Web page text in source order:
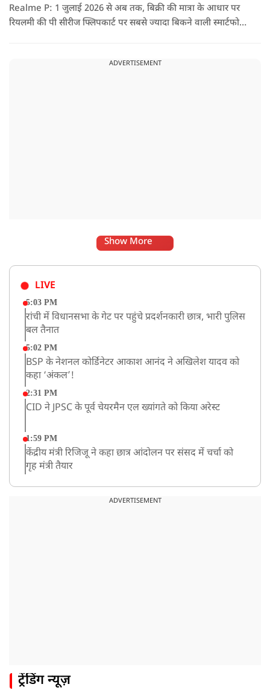
Realme P: 1 जुलाई 2026 से अब तक, बिक्री की मात्रा के आधार पर
रियलमी की पी सीरीज फ्लिपकार्ट पर सबसे ज्यादा बिकने वाली स्मार्टफोन
ADVERTISEMENT
Show More
LIVE
5:03 PM
रांची में विधानसभा के गेट पर पहुंचे प्रदर्शनकारी छात्र, भारी पुलिस
बल तैनात
5:02 PM
BSP के नेशनल कोर्डिनेटर आकाश आनंद ने अखिलेश यादव को
कहा ‘अंकल’!
2:31 PM
CID ने JPSC के पूर्व चेयरमैन एल ख्यांगते को किया अरेस्ट
1:59 PM
केंद्रीय मंत्री रिजिजू ने कहा छात्र आंदोलन पर संसद में चर्चा को
गृह मंत्री तैयार
अभिषेक बनर्जी को आंखों के इलाज के लिए विदेश जाने की
झारखंड विधानसभा के करीब पहुंचे छात्र प्रदर्शनकारी, तार वाले
ADVERTISEMENT
ट्रेंडिंग न्यूज़